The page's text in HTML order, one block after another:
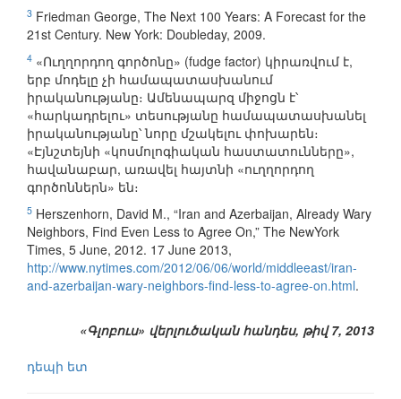
3 Friedman George, The Next 100 Years: A Forecast for the
21st Century. New York: Doubleday, 2009.
4 «Ուղղորդող գործոնը» (fudge factor) կիրառվում է,
երբ մոդելը չի համապատասխանում
իրականությանը։ Ամենապարզ միջոցն է՝
«հարկադրելու» տեսությանը համապատասխանել
իրականությանը՝ նորը մշակելու փոխարեն։
«Էյնշտեյնի «կոսմոլոգիական հաստատունները»,
հավանաբար, առավել հայտնի «ուղղորդող
գործոններն» են։
5 Herszenhorn, David M., “Iran and Azerbaijan, Already Wary
Neighbors, Find Even Less to Agree On,” The NewYork
Times, 5 June, 2012. 17 June 2013,
http://www.nytimes.com/2012/06/06/world/middleeast/iran-
and-azerbaijan-wary-neighbors-find-less-to-agree-on.html.
«Գլոբուս» վերլուծական հանդես, թիվ 7, 2013
դեպի ետ